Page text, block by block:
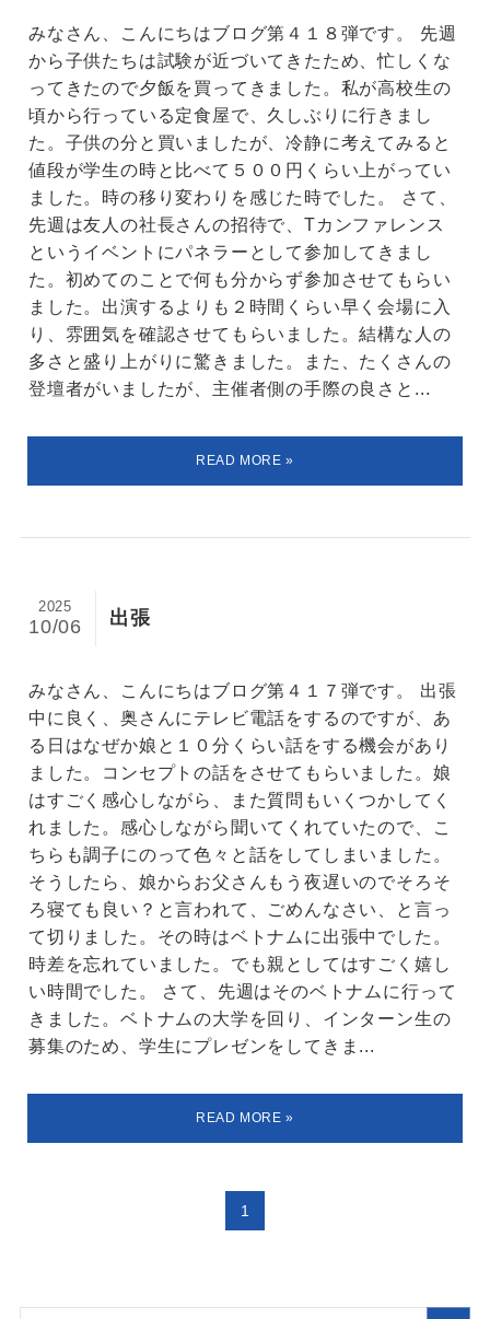
みなさん、こんにちはブログ第４１８弾です。 先週
から子供たちは試験が近づいてきたため、忙しくな
ってきたので夕飯を買ってきました。私が高校生の
頃から行っている定食屋で、久しぶりに行きまし
た。子供の分と買いましたが、冷静に考えてみると
値段が学生の時と比べて５００円くらい上がってい
ました。時の移り変わりを感じた時でした。 さて、
先週は友人の社長さんの招待で、Tカンファレンス
というイベントにパネラーとして参加してきまし
た。初めてのことで何も分からず参加させてもらい
ました。出演するよりも２時間くらい早く会場に入
り、雰囲気を確認させてもらいました。結構な人の
多さと盛り上がりに驚きました。また、たくさんの
登壇者がいましたが、主催者側の手際の良さと...
出張
2025
10/06
みなさん、こんにちはブログ第４１７弾です。 出張
中に良く、奥さんにテレビ電話をするのですが、あ
る日はなぜか娘と１０分くらい話をする機会があり
ました。コンセプトの話をさせてもらいました。娘
はすごく感心しながら、また質問もいくつかしてく
れました。感心しながら聞いてくれていたので、こ
ちらも調子にのって色々と話をしてしまいました。
そうしたら、娘からお父さんもう夜遅いのでそろそ
ろ寝ても良い？と言われて、ごめんなさい、と言っ
て切りました。その時はベトナムに出張中でした。
時差を忘れていました。でも親としてはすごく嬉し
い時間でした。 さて、先週はそのベトナムに行って
きました。ベトナムの大学を回り、インターン生の
募集のため、学生にプレゼンをしてきま...
1